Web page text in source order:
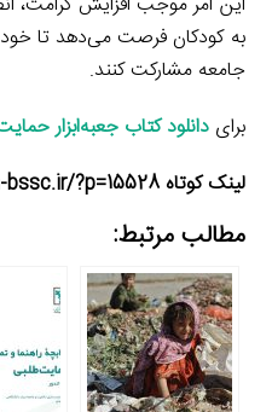
به کودکان فرصت می‌دهد تا خود
جامعه مشارکت کنند.
برایدانلود کتاب جعبه‌ابزار
لینک کوتاه https://iran-bssc.ir/?p=15528
مطالب مرتبط: